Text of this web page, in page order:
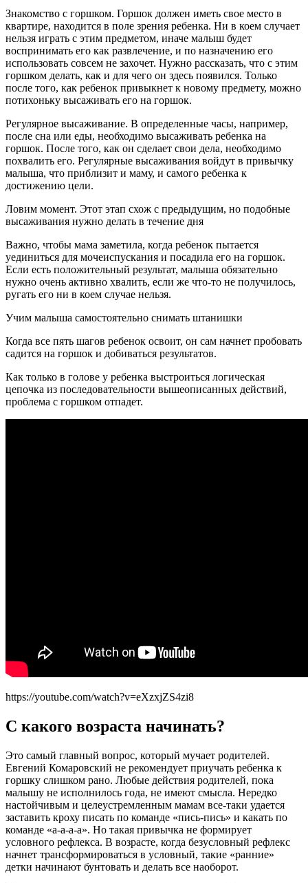
Знакомство с горшком. Горшок должен иметь свое место в
квартире, находится в поле зрения ребенка. Ни в коем случает
нельзя играть с этим предметом, иначе малыш будет
воспринимать его как развлечение, и по назначению его
использовать совсем не захочет. Нужно рассказать, что с этим
горшком делать, как и для чего он здесь появился. Только
после того, как ребенок привыкнет к новому предмету, можно
потихоньку высаживать его на горшок.
Регулярное высаживание. В определенные часы, например,
после сна или еды, необходимо высаживать ребенка на
горшок. После того, как он сделает свои дела, необходимо
похвалить его. Регулярные высаживания войдут в привычку
малыша, что приблизит и маму, и самого ребенка к
достижению цели.
Ловим момент. Этот этап схож с предыдущим, но подобные
высаживания нужно делать в течение дня
Важно, чтобы мама заметила, когда ребенок пытается
уединиться для мочеиспускания и посадила его на горшок.
Если есть положительный результат, малыша обязательно
нужно очень активно хвалить, если же что-то не получилось,
ругать его ни в коем случае нельзя.
Учим малыша самостоятельно снимать штанишки
Когда все пять шагов ребенок освоит, он сам начнет пробовать
садится на горшок и добиваться результатов.
Как только в голове у ребенка выстроиться логическая
цепочка из последовательности вышеописанных действий,
проблема с горшком отпадет.
https://youtube.com/watch?v=eXzxjZS4zi8
С какого возраста начинать?
Это самый главный вопрос, который мучает родителей.
Евгений Комаровский не рекомендует приучать ребенка к
горшку слишком рано. Любые действия родителей, пока
малышу не исполнилось года, не имеют смысла. Нередко
настойчивым и целеустремленным мамам все-таки удается
заставить кроху писать по команде «пись-пись» и какать по
команде «а-а-а-а». Но такая привычка не формирует
условного рефлекса. В возрасте, когда безусловный рефлекс
начнет трансформироваться в условный, такие «ранние»
детки начинают бунтовать и делать все наоборот.